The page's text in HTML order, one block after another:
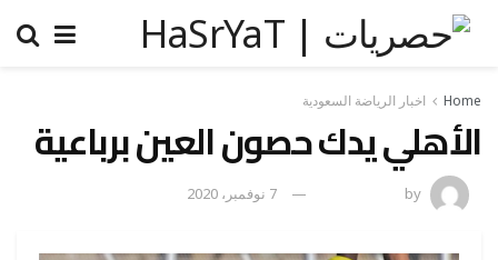
Home اخبار الرياضة السعودية
الأهلي يدك حصون العين برباعية
by 7 نوفمبر، 2020